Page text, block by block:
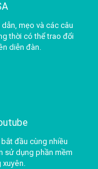
mẹo và các câu
thời có thể trao đổi
diễn đàn.
đầu cùng nhiều
sử dụng phần mềm
xuyên.